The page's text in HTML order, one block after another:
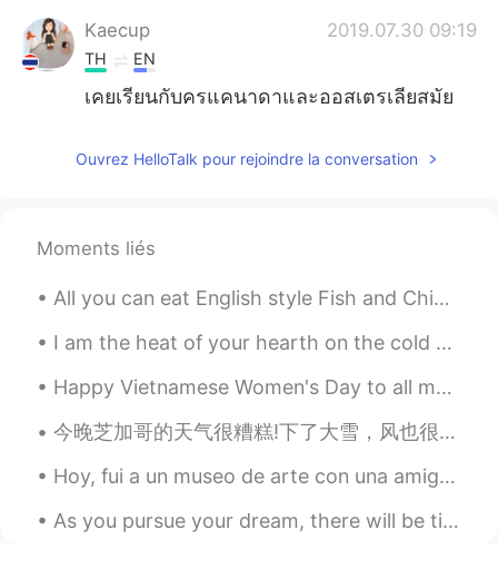
Kaecup 2019.07.30 09:19
TH EN
เคยเรียนกับครูแคนาดาและออสเตรเลียสมัย
Fah 2019.07.30 07:59
won’t understand
cha 2019.07.30 07:26
done’t worry about grammar any may
TH CN繁
ตอนนี้เรียนภาษาอังกฤษกับครูไต้หวันค่ะ
Ouvrez HelloTalk pour rejoindre la conversation
Moments liés
All you can eat English style Fish and Chips. 12.95 Canadian. Best in Vancouver! added some d...
I am the heat of your hearth on the cold winter nights, the friendly shade screening you from the...
Happy Vietnamese Women's Day to all my veitnam friends ~ 😃 Chúc mừng ngày phụ nữ việt nam Chú...
今晚芝加哥的天气很糟糕!下了大雪，风也很大。明天早上人行道一定会很滑! 大家慢慢地走。 Chicago's weather is a total mess! It is snowing har...
Hoy, fui a un museo de arte con una amiga de HelloTalk. 🥰 Pasamos un día muy bonita juntas y disf...
As you pursue your dream, there will be times when you feel that you are not making any progress....